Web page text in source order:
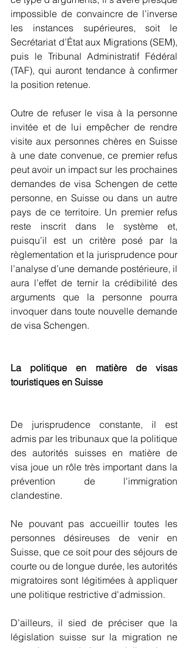
impossible de convaincre de l’inverse
les instances supérieures, soit le
Secrétariat d’État aux Migrations (SEM),
puis le Tribunal Administratif Fédéral
(TAF), qui auront tendance à confirmer
la position retenue.
Outre de refuser le visa à la personne
invitée et de lui empêcher de rendre
visite aux personnes chères en Suisse
à une date convenue, ce premier refus
peut avoir un impact sur les prochaines
demandes de visa Schengen de cette
personne, en Suisse ou dans un autre
pays de ce territoire. Un premier refus
reste inscrit dans le système et,
puisqu’il est un critère posé par la
règlementation et la jurisprudence pour
l’analyse d’une demande postérieure, il
aura l’effet de ternir la crédibilité des
arguments que la personne pourra
invoquer dans toute nouvelle demande
de visa Schengen.
La politique en matière de visas
touristiques en Suisse
De jurisprudence constante, il est
admis par les tribunaux que la politique
des autorités suisses en matière de
visa joue un rôle très important dans la
prévention de l'immigration
clandestine.
Ne pouvant pas accueillir toutes les
personnes désireuses de venir en
Suisse, que ce soit pour des séjours de
courte ou de longue durée, les autorités
migratoires sont légitimées à appliquer
une politique restrictive d'admission.
D’ailleurs, il sied de préciser que la
législation suisse sur la migration ne